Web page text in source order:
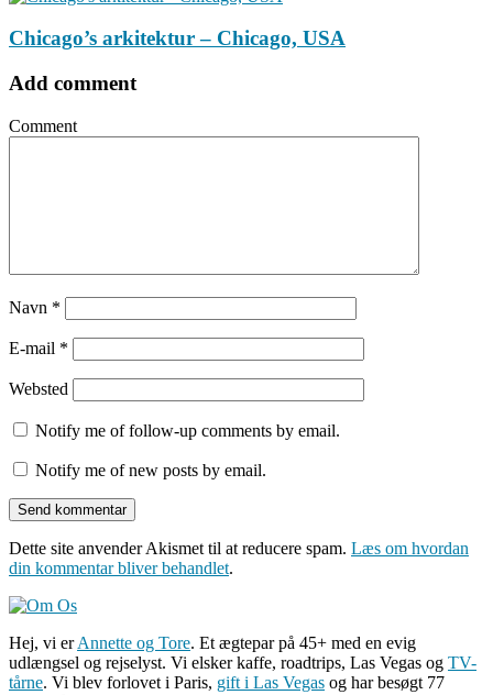
Chicago’s arkitektur – Chicago, USA
Add comment
Comment
Navn *
E-mail *
Websted
Notify me of follow-up comments by email.
Notify me of new posts by email.
Dette site anvender Akismet til at reducere spam. Læs om hvordan
din kommentar bliver behandlet.
Hej, vi erAnnette og Tore. Et ægtepar på 45+ med en evig
udlængsel og rejselyst. Vi elsker kaffe, roadtrips, Las Vegas og TV-
tårne. Vi blev forlovet i Paris, gift i Las Vegas og har besøgt 77